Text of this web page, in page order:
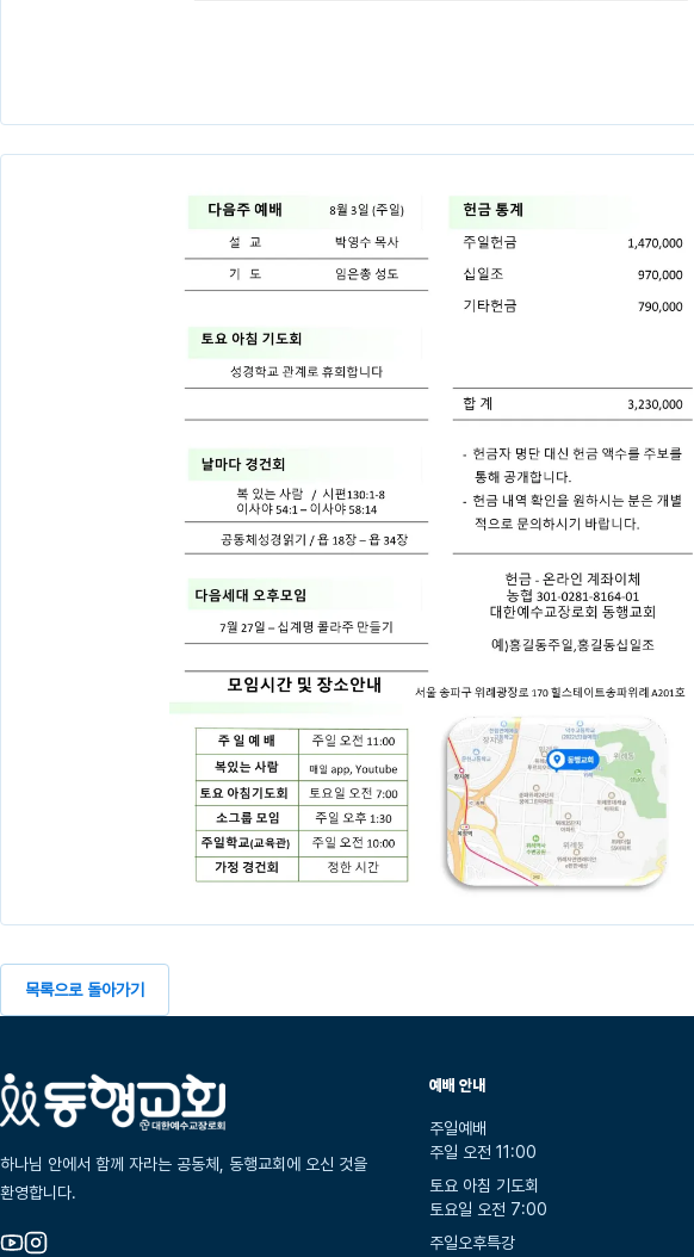
목록으로 돌아가기
하나님 안에서 함께 자라는 공동체, 동행교회에 오신 것을
환영합니다.
예배 안내
주일예배
주일 오전 11:00
토요 아침 기도회
토요일 오전 7:00
주일오후특강